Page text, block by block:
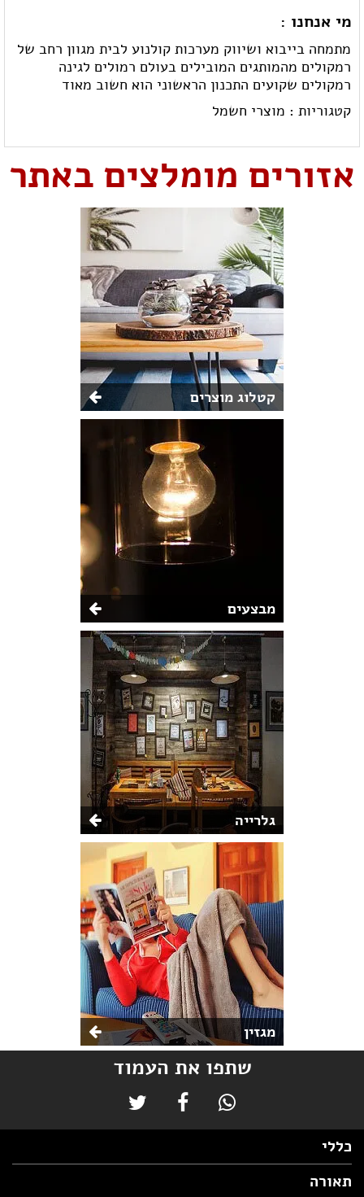
מי אנחנו :
מתמחה בייבוא ושיווק מערכות קולנוע לבית מגוון רחב של
רמקולים מהמותגים המובילים בעולם רמולים לגינה
רמקולים שקועים התכנון הראשוני הוא חשוב מאוד
קטגוריות : מוצרי חשמל
אזורים מומלצים באתר
קטלוג מוצרים
מבצעים
גלרייה
מגזין
שתפו את העמוד
כללי
תאורה